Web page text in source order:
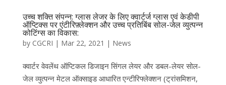
उच्च शक्ति संपन्न: ग्लास लेजर के लिए क्वार्टर्ज ग्लास एवं केडीपी
ऑप्टिक्स पर एंटीरिफ़्लेक्शन और उच्च प्रतिबिंब सोल-जेल व्युत्पन्न
कोटिंग्स का विकास:
by CGCRI | Mar 22, 2021 | News
क्वार्टर वेवलेंथ ऑप्टिकल डिजाइन सिंगल लेयर और डबल-लेयर सोल-
जेल व्युत्पन्न मेटल ऑक्साइड आधारित एन्टीरिफ्लेक्शन (ट्रांसमिशन,